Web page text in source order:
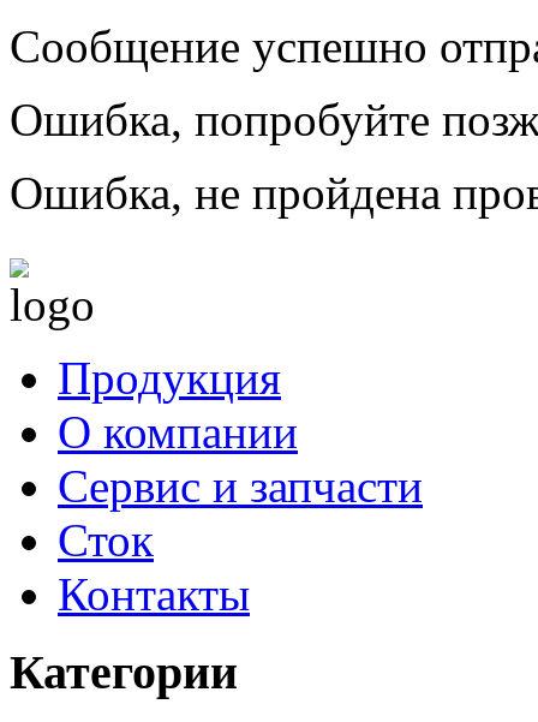
Сообщение успешно
Ошибка, попробуйте
Ошибка, не пройдена
Продукция
О компании
Сервис и запчасти
Сток
Контакты
Категории